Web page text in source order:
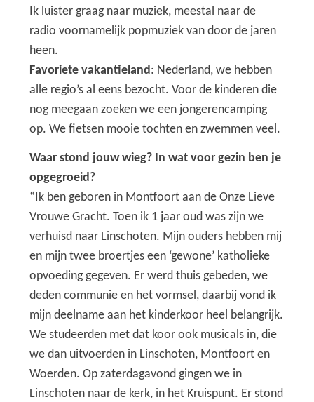
Ik luister graag naar muziek, meestal naar de
radio voornamelijk popmuziek van door de jaren
heen.
Favoriete vakantieland: Nederland, we hebben
alle regio’s al eens bezocht. Voor de kinderen die
nog meegaan zoeken we een jongerencamping
op. We fietsen mooie tochten en zwemmen veel.
Waar stond jouw wieg? In wat voor gezin ben je
opgegroeid?
“Ik ben geboren in Montfoort aan de Onze Lieve
Vrouwe Gracht. Toen ik 1 jaar oud was zijn we
verhuisd naar Linschoten. Mijn ouders hebben mij
en mijn twee broertjes een ‘gewone’ katholieke
opvoeding gegeven. Er werd thuis gebeden, we
deden communie en het vormsel, daarbij vond ik
mijn deelname aan het kinderkoor heel belangrijk.
We studeerden met dat koor ook musicals in, die
we dan uitvoerden in Linschoten, Montfoort en
Woerden. Op zaterdagavond gingen we in
Linschoten naar de kerk, in het Kruispunt. Er stond